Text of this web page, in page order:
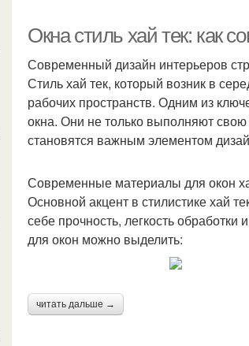
Окна стиль хай тек: как
Современный дизайн интерьеров
Стиль хай тек, который возник в
рабочих пространств. Одним из
окна. Они не только выполняют
становятся важным элементом
Современные материалы для окон
Основной акцент в стилистике хай
себе прочность, легкость
для окон можно выделить:
читать дальше →